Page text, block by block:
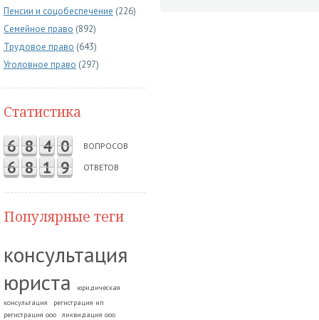
Пенсии и соцобеспечение (226)
Семейное право (892)
Трудовое право (643)
Уголовное право (297)
Статистика
6 8 4 0 ВОПРОСОВ
6 8 1 9 ОТВЕТОВ
Популярные теги
консультация
юриста
юридическая
консультация
регистрация ип
регистрация ооо
ликвидация ооо